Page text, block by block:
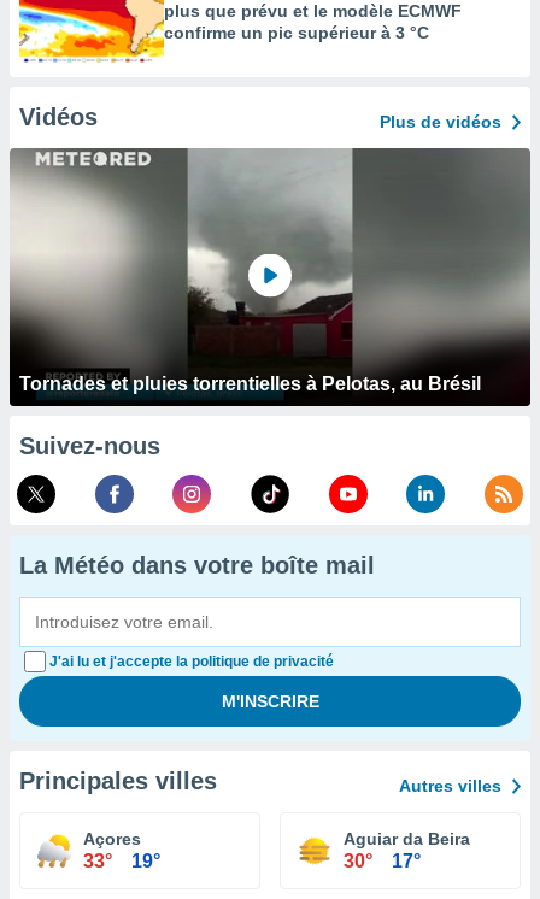
plus que prévu et le modèle ECMWF
confirme un pic supérieur à 3 °C
Vidéos Plus de vidéos
Tornades et pluies torrentielles à Pelotas, au Brésil
Suivez-nous
La Météo dans votre boîte mail
J'ai lu et j'accepte la politique de privacité
Principales villes Autres villes
Açores
33° 19°
Aguiar da Beira
30° 17°